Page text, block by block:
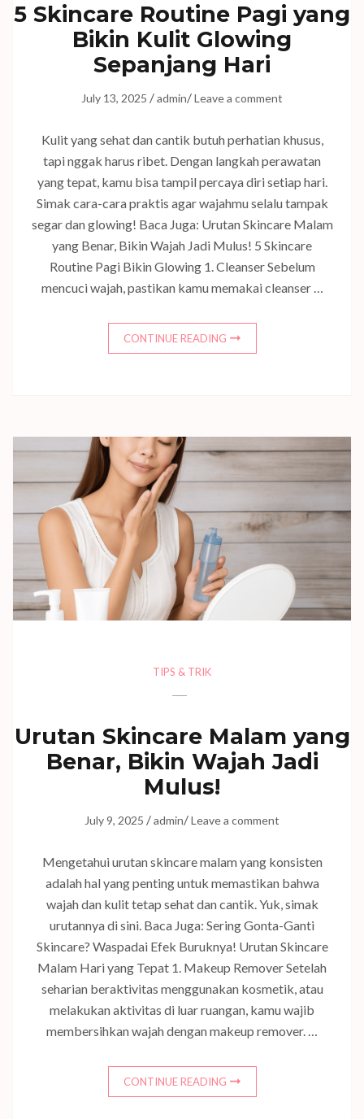
5 Skincare Routine Pagi yang
Bikin Kulit Glowing
Sepanjang Hari
July 13, 2025 /admin/Leave a comment
Kulit yang sehat dan cantik butuh perhatian khusus,
tapi nggak harus ribet. Dengan langkah perawatan
yang tepat, kamu bisa tampil percaya diri setiap hari.
Simak cara-cara praktis agar wajahmu selalu tampak
segar dan glowing! Baca Juga: Urutan Skincare Malam
yang Benar, Bikin Wajah Jadi Mulus! 5 Skincare
Routine Pagi Bikin Glowing 1. Cleanser Sebelum
mencuci wajah, pastikan kamu memakai cleanser …
CONTINUE READING
TIPS & TRIK
Urutan Skincare Malam yang
Benar, Bikin Wajah Jadi
Mulus!
July 9, 2025 /admin/Leave a comment
Mengetahui urutan skincare malam yang konsisten
adalah hal yang penting untuk memastikan bahwa
wajah dan kulit tetap sehat dan cantik. Yuk, simak
urutannya di sini. Baca Juga: Sering Gonta-Ganti
Skincare? Waspadai Efek Buruknya! Urutan Skincare
Malam Hari yang Tepat 1. Makeup Remover Setelah
seharian beraktivitas menggunakan kosmetik, atau
melakukan aktivitas di luar ruangan, kamu wajib
membersihkan wajah dengan makeup remover. …
CONTINUE READING